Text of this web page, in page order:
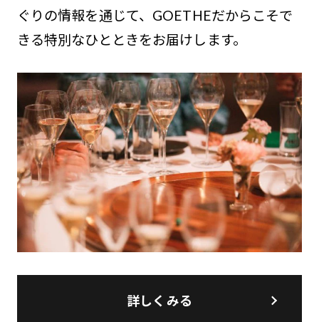
ぐりの情報を通じて、GOETHEだからこそで
きる特別なひとときをお届けします。
詳しくみる